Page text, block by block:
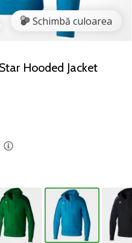
Schimbă culoarea
Hooded Jacket